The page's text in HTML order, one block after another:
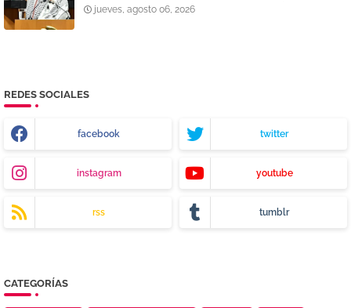
jueves, agosto 06, 2026
REDES SOCIALES
facebook twitter
instagram youtube
rss tumblr
CATEGORÍAS